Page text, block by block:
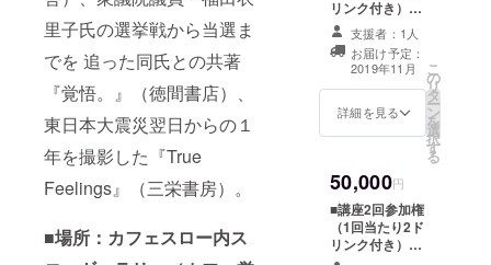
里子氏の選挙戦から当選ま
でを 追った同氏との共著
『覚悟。』（徳間書店）、
東日本大震災翌日からの１
年を撮影した『True
Feelings』（三栄書房）。
■場所：カフェスロー内ス
リンク付き）
11/29（木）と
12/20（木）のど
ちらともご参加
頂ける権利で
す。 それぞれ、
1ドリンク付きで
年12月20日
19:00～21:00 以
上、全てカフェ
スローにて開催
■サイン入り初沢
支援者：1人
お届け予定：
2019年11月
詳細を見る
こ
の
リ
タ
ー
ン
を
選
択
す
る
50,000円
■講座2回参加権
（1回当たり2ド
リンク付き）